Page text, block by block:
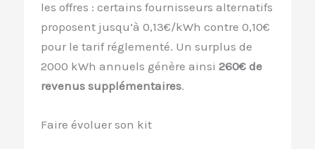
les offres : certains fournisseurs alternatifs
proposent jusqu’à 0,13€/kWh contre 0,10€
pour le tarif réglementé. Un surplus de
2000 kWh annuels génère ainsi 260€ de
revenus supplémentaires.
Faire évoluer son kit